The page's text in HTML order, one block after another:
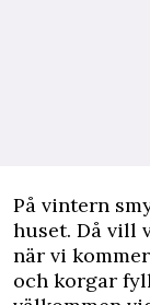
På vintern
huset. Då vill
när vi
och korgar